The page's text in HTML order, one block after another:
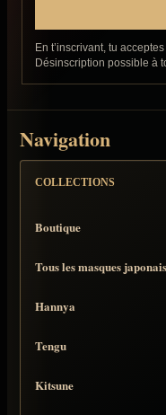
En t’inscrivant, tu
Désinscription possible à
Navigation
COLLECTIONS
Boutique
Tous les masques japonais
Hannya
Tengu
Kitsune